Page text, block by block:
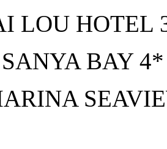
LOU HOTEL
BAY 4*